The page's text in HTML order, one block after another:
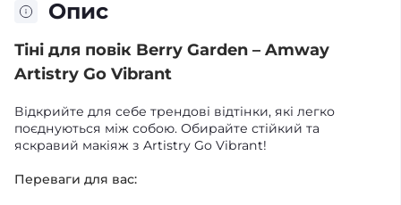
Опис
Тіні для повік Berry Garden – Amway
Artistry Go Vibrant
Відкрийте для себе трендові відтінки, які легко
поєднуються між собою. Обирайте стійкий та
яскравий макіяж з Artistry Go Vibrant!
Переваги для вас: